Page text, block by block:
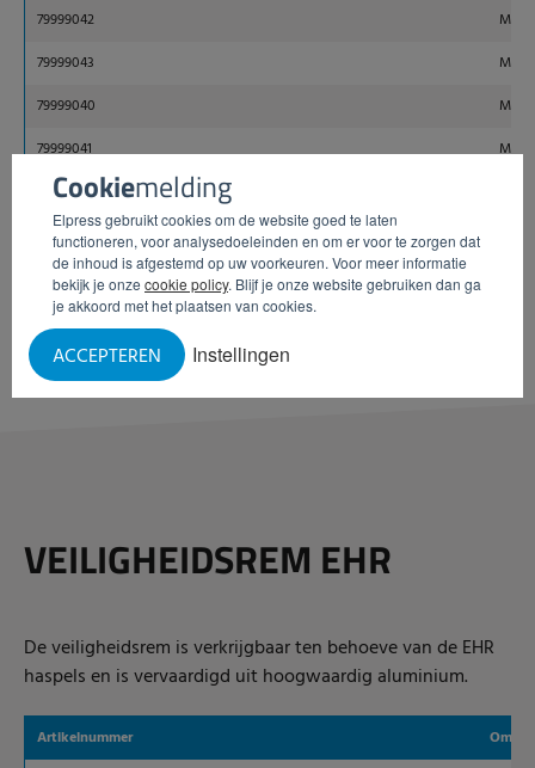
Cookiemelding
Elpress gebruikt cookies om de website goed te laten
functioneren, voor analysedoeleinden en om er voor te zorgen dat
de inhoud is afgestemd op uw voorkeuren. Voor meer informatie
bekijk je onze cookie policy. Blijf je onze website gebruiken dan ga
je akkoord met het plaatsen van cookies.
Instellingen
ACCEPTEREN
79999042
79999043
79999040
79999041
INFORMATIE AANVRAGEN
VEILIGHEIDSREM EHR
De veiligheidsrem is verkrijgbaar ten behoeve van de EHR
haspels en is vervaardigd uit hoogwaardig aluminium.
Artikelnummer